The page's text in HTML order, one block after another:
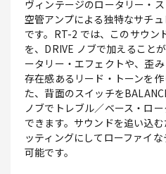
ヴィンテージのロータリー・
空管アンプによる独特なサチ
です。RT-2 では、このサウン
を、DRIVE ノブで加えること
ータリー・エフェクトや、歪
存在感あるリード・トーンを
た、背面のスイッチを
ノブでトレブル／ベース・ロ
できます。サウンドを追い込
ッティングにしてローファイ
可能です。